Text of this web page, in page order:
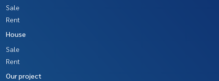
Sale
Rent
House
Sale
Rent
Our project